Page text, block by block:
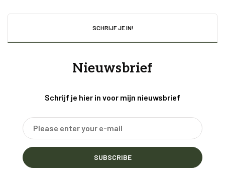
SCHRIJF JE IN!
Nieuwsbrief
Schrijf je hier in voor mijn nieuwsbrief
SUBSCRIBE